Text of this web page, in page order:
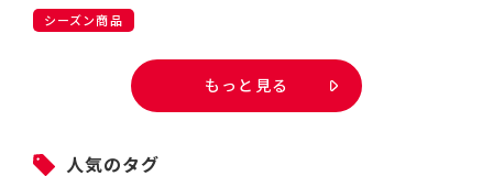
シーズン商品
もっと見る
人気のタグ